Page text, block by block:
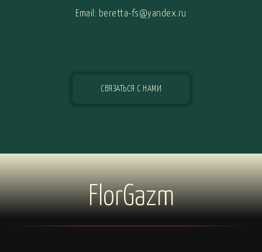
Email: beretta-fs@yandex.ru
СВЯЗАТЬСЯ С НАМИ
FlorGazm